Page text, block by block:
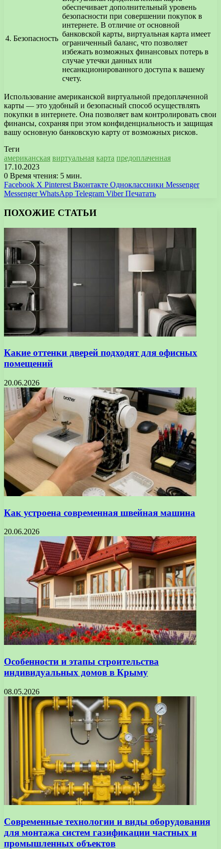
4. Безопасность
обеспечивает дополнительный уровень
безопасности при совершении покупок в
интернете. В отличие от основной
банковской карты, виртуальная карта имеет
ограниченный баланс, что позволяет
избежать возможных финансовых потерь в
случае утечки данных или
несанкционированного доступа к вашему
счету.
Использование американской виртуальной предоплаченной
карты — это удобный и безопасный способ осуществлять
покупки в интернете. Она позволяет вам контролировать свои
финансы, сохраняя при этом конфиденциальность и защищая
вашу основную банковскую карту от возможных рисков.
Теги
американская виртуальная карта предоплаченная
17.10.2023
0 Время чтения: 5 мин.
Facebook X Pinterest Вконтакте Одноклассники Messenger
Messenger WhatsApp Telegram Viber Печатать
ПОХОЖИЕ СТАТЬИ
Какие оттенки дверей подходят для офисных
помещений
20.06.2026
Как устроена современная швейная машина
20.06.2026
Особенности и этапы строительства
индивидуальных домов в Крыму
08.05.2026
Современные технологии и виды оборудования
для монтажа систем газификации частных и
промышленных объектов